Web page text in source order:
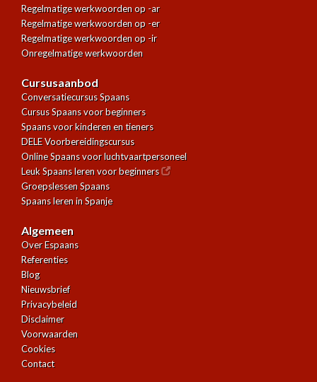
Regelmatige werkwoorden op -ar
Regelmatige werkwoorden op -er
Regelmatige werkwoorden op -ir
Onregelmatige werkwoorden
Cursusaanbod
Conversatiecursus Spaans
Cursus Spaans voor beginners
Spaans voor kinderen en tieners
DELE Voorbereidingscursus
Online Spaans voor luchtvaartpersoneel
Leuk Spaans leren voor beginners
Groepslessen Spaans
Spaans leren in Spanje
Algemeen
Over Espaans
Referenties
Blog
Nieuwsbrief
Privacybeleid
Disclaimer
Voorwaarden
Cookies
Contact